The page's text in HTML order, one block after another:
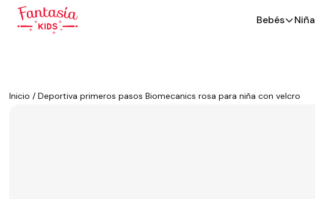
Bebés Niña
Inicio / Deportiva primeros pasos Biomecanics rosa para niña con velcro